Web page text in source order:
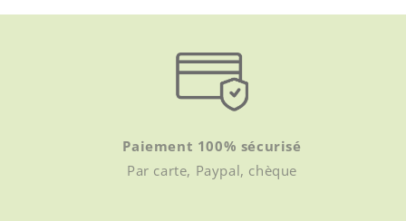
Paiement 100% sécurisé
Par carte, Paypal, chèque